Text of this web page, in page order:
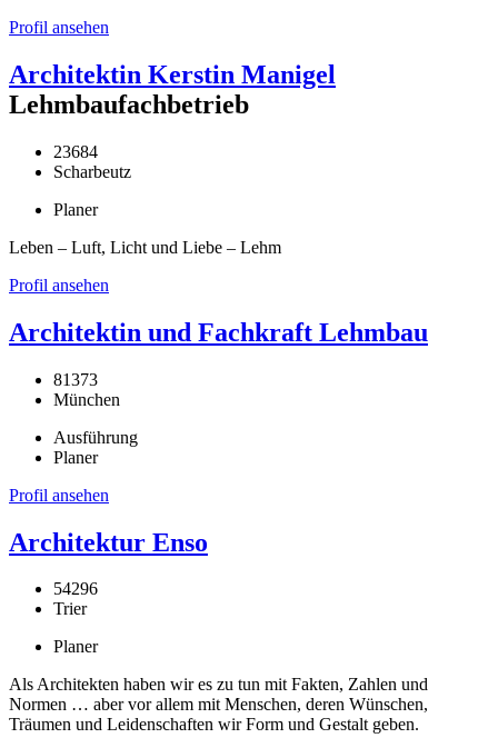
Profil ansehen
Architektin Kerstin Manigel
Lehmbaufachbetrieb
23684
Scharbeutz
Planer
Leben – Luft, Licht und Liebe – Lehm
Profil ansehen
Architektin und Fachkraft Lehmbau
81373
München
Ausführung
Planer
Profil ansehen
Architektur Enso
54296
Trier
Planer
Als Architekten haben wir es zu tun mit Fakten, Zahlen und
Normen … aber vor allem mit Menschen, deren Wünschen,
Träumen und Leidenschaften wir Form und Gestalt geben.